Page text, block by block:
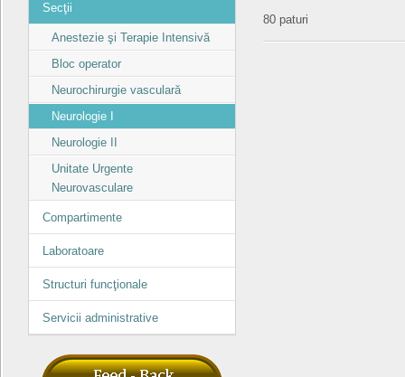
Secţii
Anestezie şi Terapie Intensivă
Bloc operator
Neurochirurgie vasculară
Neurologie I
Neurologie II
Unitate Urgente
Neurovasculare
Compartimente
Laboratoare
Structuri funcţionale
Servicii administrative
80 paturi